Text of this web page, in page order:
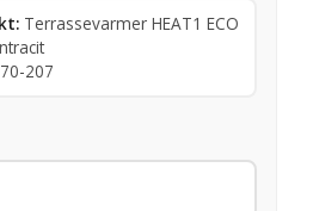
Terrassevarmer HEAT1 ECO
207